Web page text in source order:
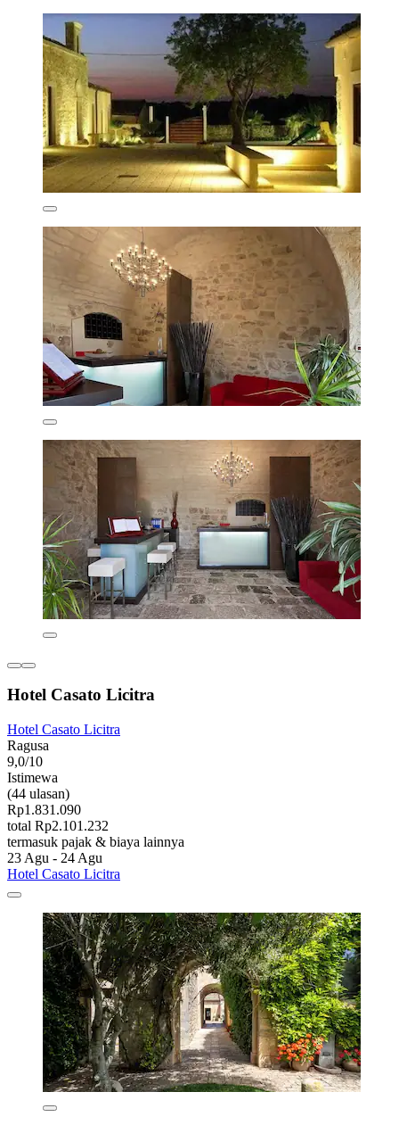
Hotel Casato Licitra
Hotel Casato Licitra
Ragusa
9,0/10
Istimewa
(44 ulasan)
Rp1.831.090
total Rp2.101.232
termasuk pajak & biaya lainnya
23 Agu - 24 Agu
Hotel Casato Licitra